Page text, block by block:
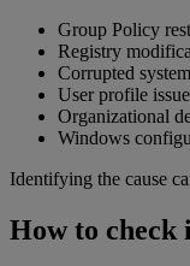
Group Policy
Registry
Corrupted
User profile
Organizational
Windows
Identifying the cause
How to check